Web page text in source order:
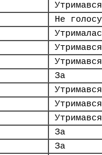
Утримався
Не
Утримався
Утримався
За
Утримався
Утримався
Утримався
За
За